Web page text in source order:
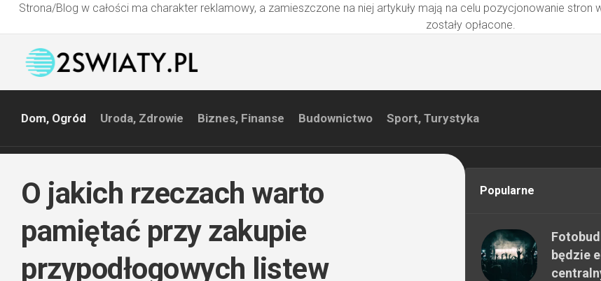
Strona/Blog w całości ma charakter reklamowy, a zamieszczone na niej artykuły mają na celu pozycjonowanie
zostały opłacone.
Dom, Ogród Uroda, Zdrowie Biznes, Finanse Budownictwo Sport, Turystyka
O jakich rzeczach warto
pamiętać przy zakupie
przypodłogowych listew
Popularne
będzie